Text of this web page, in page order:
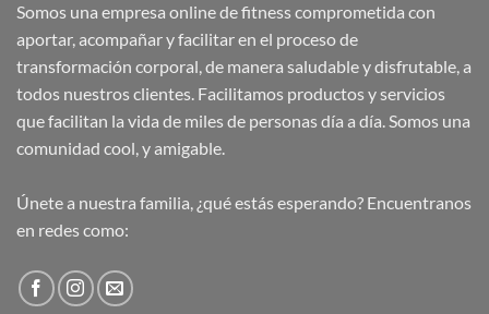
Somos una empresa online de fitness comprometida con
aportar, acompañar y facilitar en el proceso de
transformación corporal, de manera saludable y disfrutable, a
todos nuestros clientes. Facilitamos productos y servicios
que facilitan la vida de miles de personas día a día. Somos una
comunidad cool, y amigable.
Únete a nuestra familia, ¿qué estás esperando? Encuentranos
en redes como: